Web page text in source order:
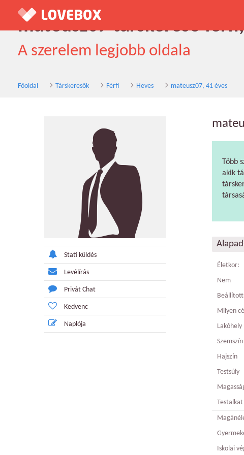
mateusz07 társkereső
A szerelem legjobb oldala
Főoldal Társkeresők Férfi Heves mateusz07, 41 éves
Stati küldés
Levélírás
Privát Chat
Kedvenc
Naplója
Több
akik
Életkor:
Nem
Milyen
Lakóhely
Szemszín
Hajszín
Testsúly
Testalkat
Iskolai